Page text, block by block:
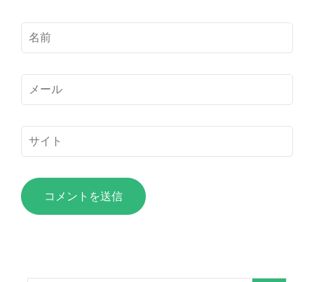
名
前
*
ー
ル
サ
イ